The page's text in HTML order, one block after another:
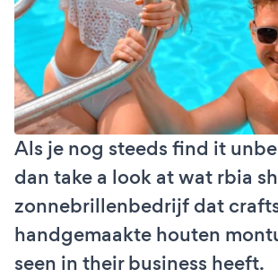
Als je nog steeds find it
dan take a look at wat rbia
zonnebrillenbedrijf dat
handgemaakte houten
seen in their business heeft.